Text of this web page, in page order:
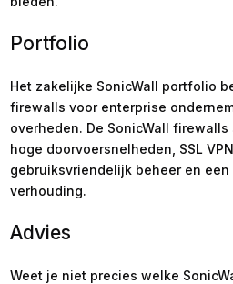
Portfolio
Het zakelijke SonicWall portfolio
firewalls voor enterprise
overheden. De SonicWall
hoge doorvoersnelheden, SSL
gebruiksvriendelijk beheer en
verhouding.
Advies
Weet je niet precies welke